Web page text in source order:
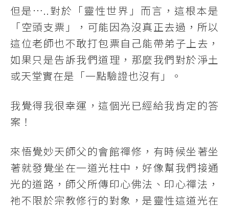
但是…..對於「靈性世界」而言，這根本是
「空頭支票」，可能因為沒真正去過，所以
這位老師也不敢打包票自己能帶弟子上去，
如果只是告訴我們道理，那麼我們對於淨土
或天堂實在是「一點驗證也沒有」。
我覺得我很幸運，這個光已經給我肯定的答
案！
來悟覺妙天師父的會館禪修，有時候坐著坐
著就發覺坐在一道光柱中，好像幫我們接通
光的道路，師父所傳印心佛法、印心禪法，
祂不限於宗教修行的對象，是靈性這道光在